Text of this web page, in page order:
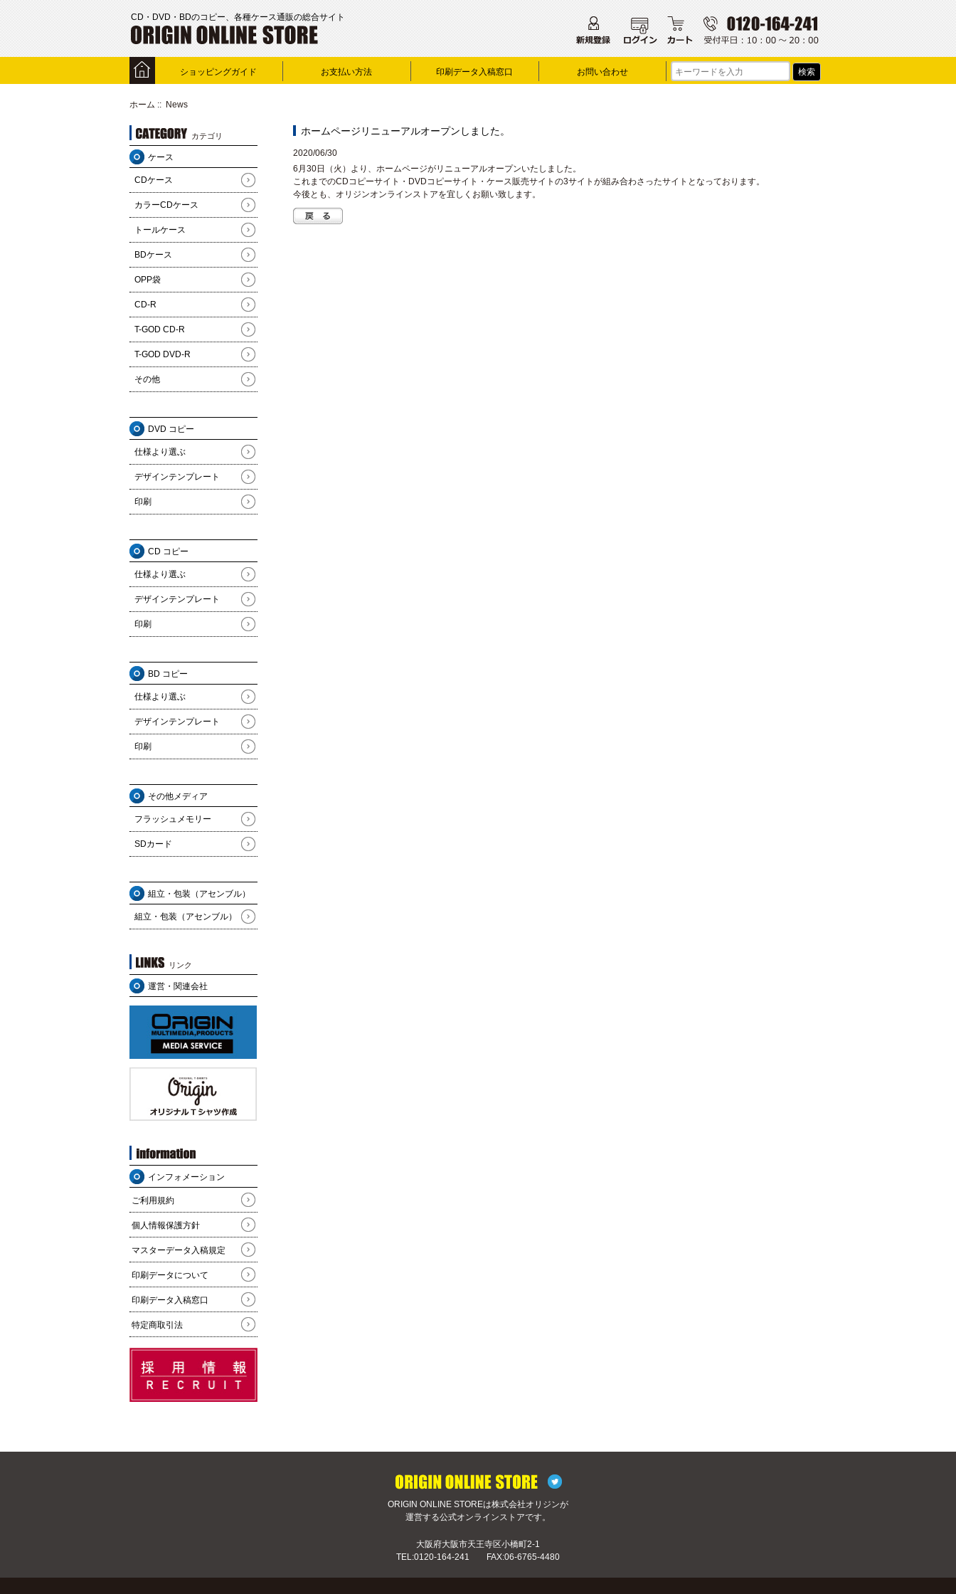
CD・DVD・BDのコピー、各種ケース通販の総合サイト
ショッピングガイド お支払い方法 印刷データ入稿窓口 お問い合わせ
ホーム :: News
カテゴリ
ケース
CDケース
カラーCDケース
トールケース
BDケース
OPP袋
CD-R
T-GOD CD-R
T-GOD DVD-R
その他
DVD コピー
仕様より選ぶ
デザインテンプレート
印刷
CD コピー
仕様より選ぶ
デザインテンプレート
印刷
BD コピー
仕様より選ぶ
デザインテンプレート
印刷
その他メディア
フラッシュメモリー
SDカード
組立・包装（アセンブル）
組立・包装（アセンブル）
リンク
運営・関連会社
インフォメーション
ご利用規約
個人情報保護方針
マスターデータ入稿規定
印刷データについて
印刷データ入稿窓口
特定商取引法
ホームページリニューアルオープンしました。
2020/06/30
6月30日（火）より、ホームページがリニューアルオープンいたしました。
これまでのCDコピーサイト・DVDコピーサイト・ケース販売サイトの3サイトが組み合わさったサイトとなっております。
今後とも、オリジンオンラインストアを宜しくお願い致します。
ORIGIN ONLINE STOREは株式会社オリジンが
運営する公式オンラインストアです。
大阪府大阪市天王寺区小橋町2-1
TEL:0120-164-241 FAX:06-6765-4480